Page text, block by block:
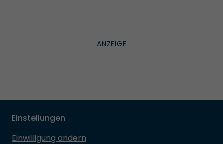
Einstellungen
Einwilligung ändern